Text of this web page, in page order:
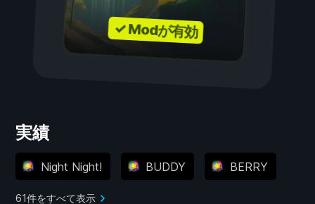
✓ Modが有効
実績
Night Night! BUDDY BERRY
61件をすべて表示